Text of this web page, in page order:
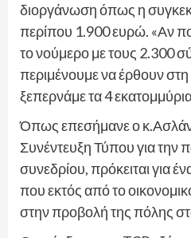
διοργάνωση όπως η
περίπου 1.900 ευρώ. «Αν
το νούμερο με τους 2.300
περιμένουμε να έρθουν
ξεπερνάμε τα 4
Όπως επεσήμανε ο
Συνέντευξη Τύπου για την
συνεδρίου, πρόκειται για
που εκτός από το
στην προβολή της πόλης